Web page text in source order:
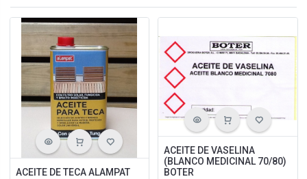
ACEITE DE TECA ALAMPAT
ACEITE DE VASELINA
(BLANCO MEDICINAL 70/80)
BOTER